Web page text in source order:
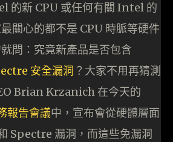
的新 CPU 或任何有關 Intel 的
關心的都不是 CPU 時脈等硬件
問：究竟新產品是否包含
安全漏洞 ？大家不用再猜測
Brian Krzanich 在今天的
報告會議中，宣布會從硬體層面
Spectre 漏洞，而這些免漏洞